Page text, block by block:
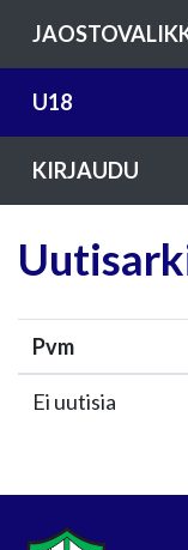
U18
KIRJAUDU
Pvm
Ei uutisia